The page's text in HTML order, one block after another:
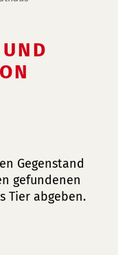
Gegenstand
gefundenen
Tier abgeben.